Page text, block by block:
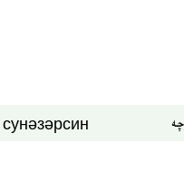
нәзәрсин